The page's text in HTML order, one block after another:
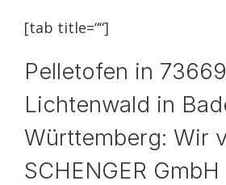
[tab title=““]
Pelletofen in 73669
Lichtenwald in
Württemberg: Wir
SCHENGER